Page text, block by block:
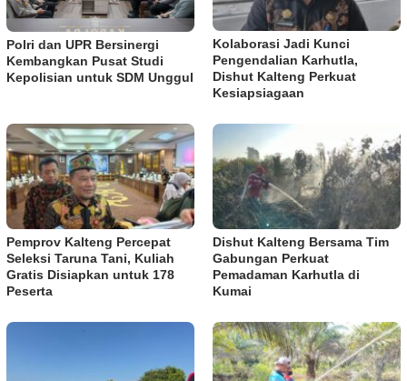
Polri dan UPR Bersinergi
Kembangkan Pusat Studi
Kepolisian untuk SDM Unggul
Kolaborasi Jadi Kunci
Pengendalian Karhutla,
Dishut Kalteng Perkuat
Kesiapsiagaan
Pemprov Kalteng Percepat
Seleksi Taruna Tani, Kuliah
Gratis Disiapkan untuk 178
Peserta
Dishut Kalteng Bersama Tim
Gabungan Perkuat
Pemadaman Karhutla di
Kumai